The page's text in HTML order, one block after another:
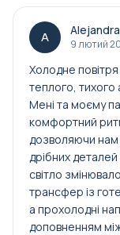
A 9 лютий
Холодне
теплого,
Мені та моєму
комфортний
дозволяючи нам
дрібних
світло
трансфер із
а прохолодні
доповненням